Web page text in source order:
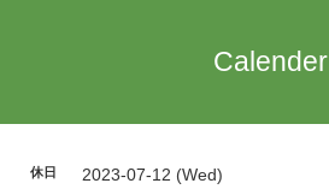
Calender
休日 2023-07-12 (Wed)